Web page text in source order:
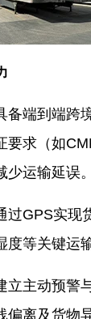
备端到端跨
要求（如
运输延误。
过GPS实现
度等关键运
立主动预警
离及货物